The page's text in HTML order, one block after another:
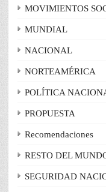
MOVIMIENTOS
MUNDIAL
NACIONAL
NORTEAMÉRICA
POLÍTICA
PROPUESTA
Recomendaciones
RESTO DEL
SEGURIDAD